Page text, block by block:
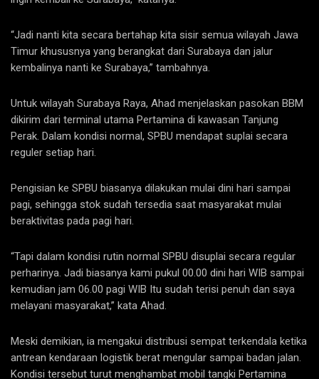
“Jadi nanti kita secara bertahap kita sisir semua wilayah Jawa
Timur khususnya yang berangkat dari Surabaya dan jalur
kembalinya nanti ke Surabaya,” tambahnya.
Untuk wilayah Surabaya Raya, Ahad menjelaskan pasokan BBM
dikirim dari terminal utama Pertamina di kawasan Tanjung
Perak. Dalam kondisi normal, SPBU mendapat suplai secara
reguler setiap hari.
Pengisian ke SPBU biasanya dilakukan mulai dini hari sampai
pagi, sehingga stok sudah tersedia saat masyarakat mulai
beraktivitas pada pagi hari.
“Tapi dalam kondisi rutin normal SPBU disuplai secara regular
perharinya. Jadi biasanya kami pukul 00.00 dini hari WIB sampai
kemudian jam 06.00 pagi WIB Itu sudah terisi penuh dan saya
melayani masyarakat,” kata Ahad.
Meski demikian, ia mengakui distribusi sempat terkendala ketika
antrean kendaraan logistik berat mengular sampai badan jalan.
Kondisi tersebut turut menghambat mobil tangki Pertamina